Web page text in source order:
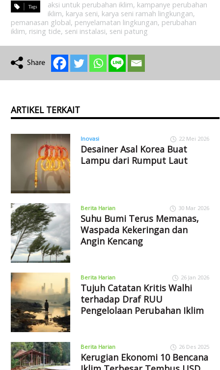
aksi untuk perubahan iklim, kampanye perubahan
iklim, karya seni, karya seni ramah lingkungan,
pemanasan global, penyelamatan lingkungan, perubahan
iklim, rising tide, seni instalasi, seni patung
ARTIKEL TERKAIT
Inovasi 22 Mei 2026
Desainer Asal Korea Buat
Lampu dari Rumput Laut
Berita Harian 30 Mar 2026
Suhu Bumi Terus Memanas,
Waspada Kekeringan dan
Angin Kencang
Berita Harian 26 Jan 2026
Tujuh Catatan Kritis Walhi
terhadap Draf RUU
Pengelolaan Perubahan Iklim
Berita Harian 26 Des 2025
Kerugian Ekonomi 10 Bencana